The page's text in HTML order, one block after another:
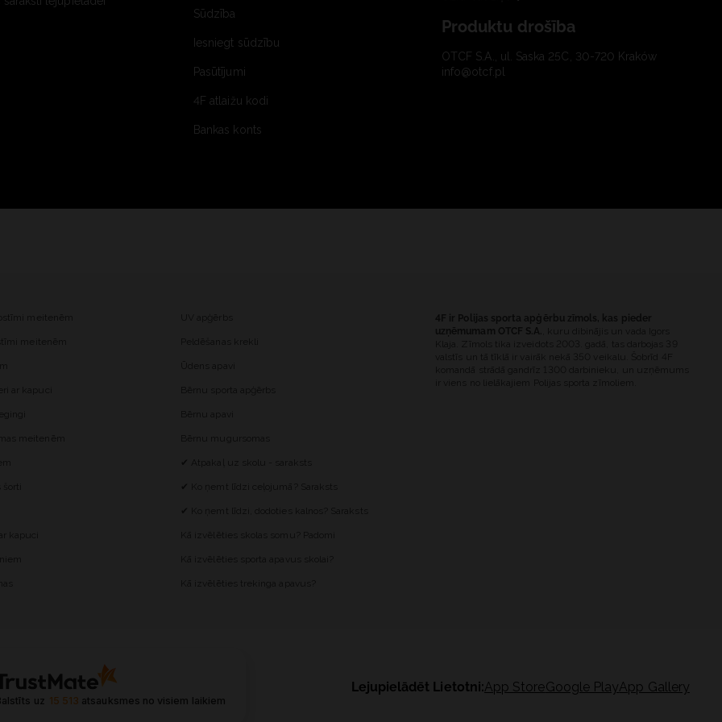
Sūdzība
Iesniegt sūdzību
Pasūtījumi
4F atlaižu kodi
Bankas konts
Produktu drošība
OTCF S.A., ul. Saska 25C, 30-720 Kraków
info@otcf.pl
uz 15 513 atsauksmes no visiem laikiem
Lejupielādēt Lietotni:App StoreGoogle PlayApp Gallery